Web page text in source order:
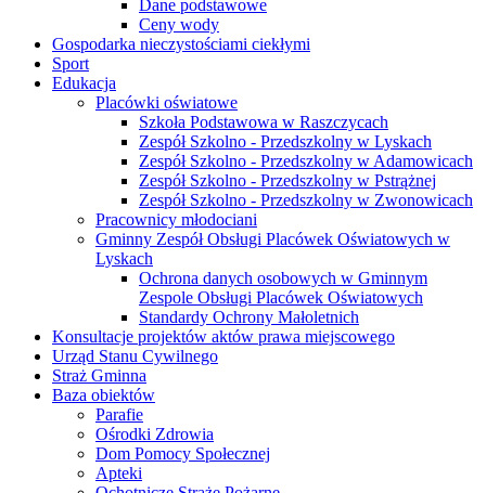
Dane podstawowe
Ceny wody
Gospodarka nieczystościami ciekłymi
Sport
Edukacja
Placówki oświatowe
Szkoła Podstawowa w Raszczycach
Zespół Szkolno - Przedszkolny w Lyskach
Zespół Szkolno - Przedszkolny w Adamowicach
Zespół Szkolno - Przedszkolny w Pstrążnej
Zespół Szkolno - Przedszkolny w Zwonowicach
Pracownicy młodociani
Gminny Zespół Obsługi Placówek Oświatowych w
Lyskach
Ochrona danych osobowych w Gminnym
Zespole Obsługi Placówek Oświatowych
Standardy Ochrony Małoletnich
Konsultacje projektów aktów prawa miejscowego
Urząd Stanu Cywilnego
Straż Gminna
Baza obiektów
Parafie
Ośrodki Zdrowia
Dom Pomocy Społecznej
Apteki